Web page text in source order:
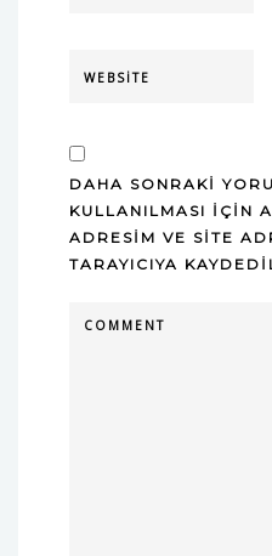
DAHA SONRAKI
KULLANILMASI IÇIN
ADRESIM VE SITE
TARAYICIYA